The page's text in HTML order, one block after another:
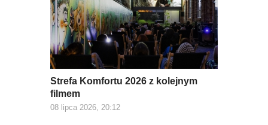
Strefa Komfortu 2026 z kolejnym
filmem
08 lipca 2026, 20:12